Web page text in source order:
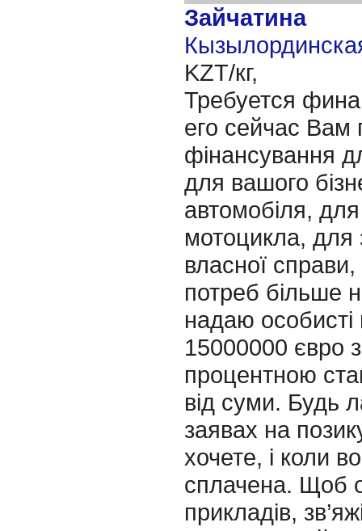
Зайчатина
KZT/кг,
Требуется
его сейчас Вам
фінансування
для вашого
автомобіля,
мотоцикла, для
власної
потреб більше
надаю особисті
15000000 євро
процентною
від суми. Будь
заявах на
хочете, і коли
сплачена. Щоб
прикладів,